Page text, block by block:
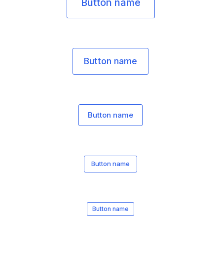
Button name
Button name
Button name
Button name